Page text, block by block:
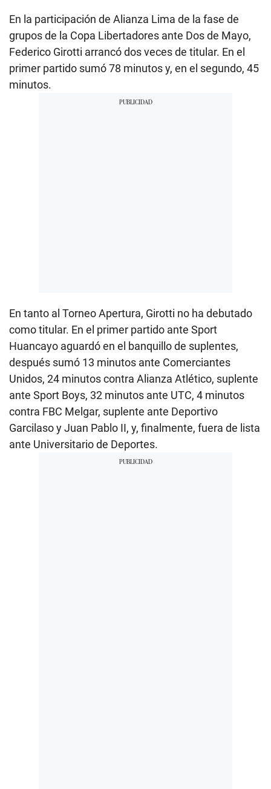
En la participación de Alianza Lima de la fase de
grupos de la Copa Libertadores ante Dos de Mayo,
Federico Girotti arrancó dos veces de titular. En el
primer partido sumó 78 minutos y, en el segundo, 45
minutos.
En tanto al Torneo Apertura, Girotti no ha debutado
como titular. En el primer partido ante Sport
Huancayo aguardó en el banquillo de suplentes,
después sumó 13 minutos ante Comerciantes
Unidos, 24 minutos contra Alianza Atlético, suplente
ante Sport Boys, 32 minutos ante UTC, 4 minutos
contra FBC Melgar, suplente ante Deportivo
Garcilaso y Juan Pablo II, y, finalmente, fuera de lista
ante Universitario de Deportes.